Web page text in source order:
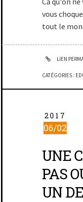
vous
tout le
LIEN
CATÉGORIES :
2017
06/02
UNE
PAS
UN